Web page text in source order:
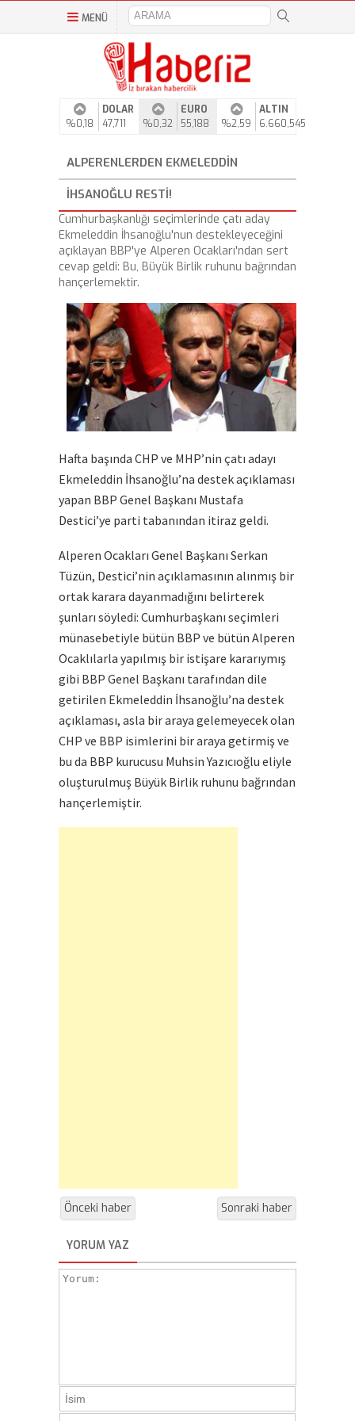
MENÜ
%0,18
DOLAR
47,711
%0,32
EURO
55,188
%2,59
ALTIN
6.660,545
ALPERENLERDEN EKMELEDDIN
İHSANOĞLU RESTI!
Cumhurbaşkanlığı seçimlerinde çatı aday
Ekmeleddin İhsanoğlu'nun destekleyeceğini
açıklayan BBP'ye Alperen Ocakları'ndan sert
cevap geldi: Bu, Büyük Birlik ruhunu bağrından
hançerlemektir.
Hafta başında CHP ve MHP’nin çatı adayı
Ekmeleddin İhsanoğlu’na destek açıklaması
yapan BBP Genel Başkanı Mustafa
Destici’ye parti tabanından itiraz geldi.
Alperen Ocakları Genel Başkanı Serkan
Tüzün, Destici’nin açıklamasının alınmış bir
ortak karara dayanmadığını belirterek
şunları söyledi: Cumhurbaşkanı seçimleri
münasebetiyle bütün BBP ve bütün Alperen
Ocaklılarla yapılmış bir istişare kararıymış
gibi BBP Genel Başkanı tarafından dile
getirilen Ekmeleddin İhsanoğlu’na destek
açıklaması, asla bir araya gelemeyecek olan
CHP ve BBP isimlerini bir araya getirmiş ve
bu da BBP kurucusu Muhsin Yazıcıoğlu eliyle
oluşturulmuş Büyük Birlik ruhunu bağrından
hançerlemiştir.
Önceki haber Sonraki haber
YORUM YAZ